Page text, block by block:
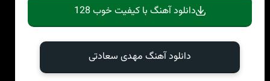
دانلود آهنگ با کیفیت خوب 128
دانلود آهنگ مهدی سعادتی